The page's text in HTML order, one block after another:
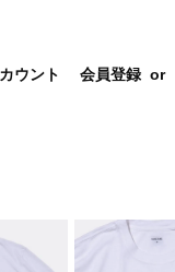
ウント 会員登録 or